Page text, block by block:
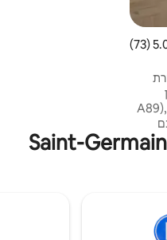
של 5.0 מתוך 5, 73 ביקורות5.0
אידיאלי שעה אחת מבורדו (10 דקות מ - A89),
בבית 70 מ"ר יש